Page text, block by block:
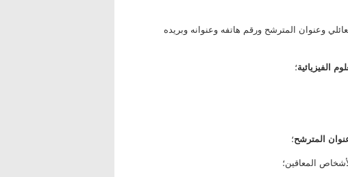
وعنوان المترشح ورقم هاتفه وعنوانه وبريده
الفيزيائية؛
المترشح؛
المعاقين؛